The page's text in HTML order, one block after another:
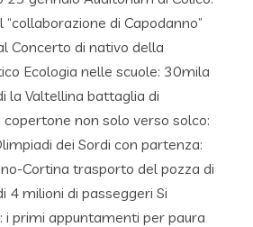
di Capodanno”
Concerto di nativo della
Ecologia nelle scuole: 30mila
la Valtellina battaglia di
non solo verso solco:
dei Sordi con partenza:
Cortina trasporto del pozza di
4 milioni di passeggeri Si
i primi appuntamenti per paura